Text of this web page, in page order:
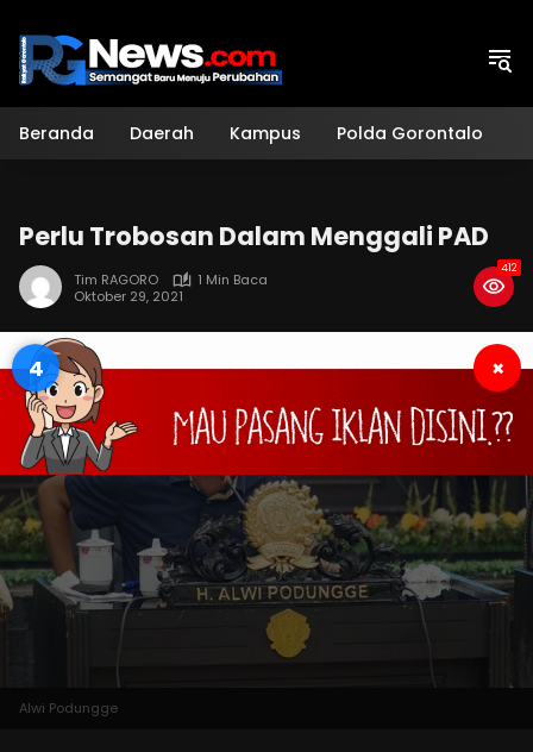
konten
Beranda Daerah Kampus Polda Gorontalo
Perlu Trobosan Dalam Menggali PAD
Tim RAGORO
1 Min Baca
Oktober 29, 2021
412
4 ×
Alwi Podungge